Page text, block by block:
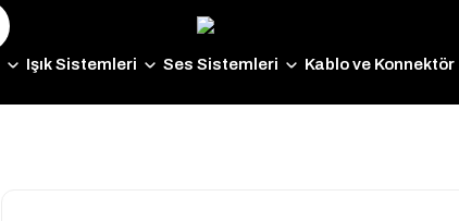
Işık Sistemleri Ses Sistemleri Kablo ve Konnektör